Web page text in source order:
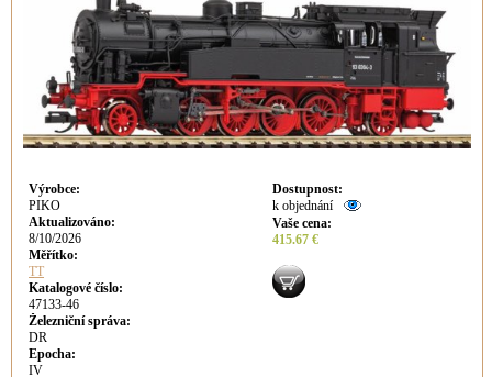
Výrobce:
PIKO
Aktualizováno:
8/10/2026
Měřítko:
TT
Katalogové číslo:
47133-46
Železniční správa:
DR
Epocha:
IV
Dostupnost:
k objednání
Vaše cena:
415.67 €